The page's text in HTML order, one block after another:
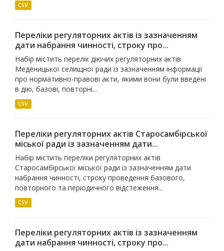
CSV
Переліки регуляторних актів із зазначенням
дати набрання чинності, строку про...
Набір містить перелік діючих регуляторних актів
Меденицької селищної ради із зазначенням інформації
про нормативно-правові акти, якими вони були введені
в дію, базові, повторні...
CSV
Переліки регуляторних актів Старосамбірської
міської ради із зазначенням дати...
Набір містить переліки регуляторних актів
Старосамбірської міської ради із зазначенням дати
набрання чинності, строку проведення базового,
повторного та періодичного відстеження...
CSV
Переліки регуляторних актів із зазначенням
дати набрання чинності, строку про...